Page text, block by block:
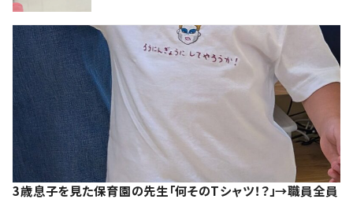
3歳息子を見た保育園の先生「何そのTシャツ！？」→職員全員